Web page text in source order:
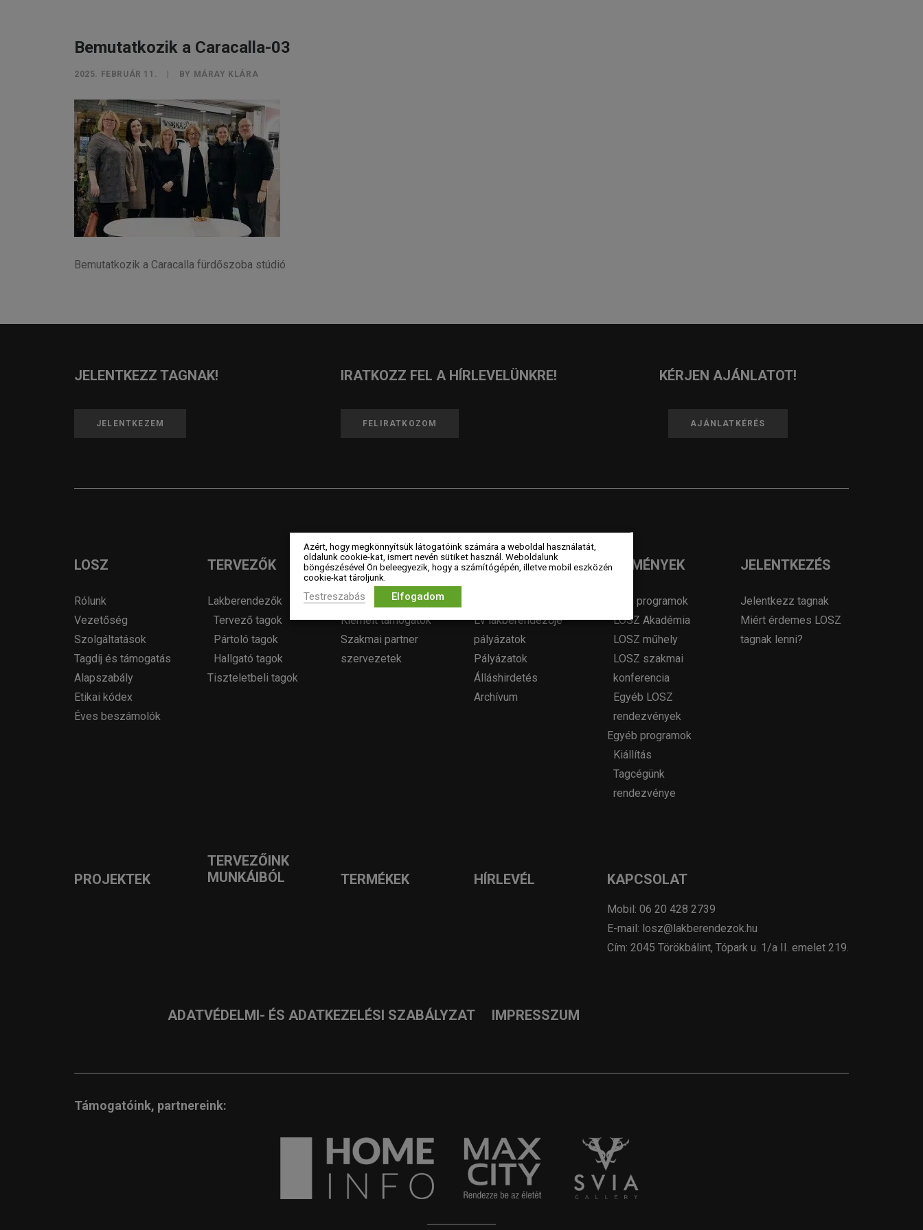
Bemutatkozik a Caracalla-03
2025. FEBRUÁR 11. BY MÁRAY KLÁRA
Bemutatkozik a Caracalla fürdőszoba stúdió
JELENTKEZZ TAGNAK!
JELENTKEZEM
IRATKOZZ FEL A HÍRLEVELÜNKRE!
FELIRATKOZOM
KÉRJEN AJÁNLATOT!
AJÁNLATKÉRÉS
LOSZ
Rólunk
Vezetőség
Szolgáltatások
Tagdíj és támogatás
Alapszabály
Etikai kódex
Éves beszámolók
TERVEZŐK
Lakberendezők
Tervező tagok
Pártoló tagok
Hallgató tagok
Tiszteletbeli tagok
CÉGEK
Céges tagok
Kiemelt támogatók
Szakmai partner
szervezetek
MAGAZIN
Év lakberendezője
pályázatok
Pályázatok
Álláshirdetés
Archívum
ESEMÉNYEK
LOSZ programok
LOSZ Akadémia
LOSZ műhely
LOSZ szakmai
konferencia
Egyéb LOSZ
rendezvények
Egyéb programok
Kiállítás
Tagcégünk
rendezvénye
JELENTKEZÉS
Jelentkezz tagnak
Miért érdemes LOSZ
tagnak lenni?
PROJEKTEK
TERVEZŐINK
MUNKÁIBÓL
TERMÉKEK HÍRLEVÉL KAPCSOLAT
Mobil: 06 20 428 2739
E-mail: losz@lakberendezok.hu
Cím: 2045 Törökbálint, Tópark u. 1/a II. emelet 219.
ADATVÉDELMI- ÉS ADATKEZELÉSI SZABÁLYZAT IMPRESSZUM
Támogatóink, partnereink:
Azért, hogy megkönnyítsük látogatóink számára a weboldal használatát,
oldalunk cookie-kat, ismert nevén sütiket használ. Weboldalunk
böngészésével Ön beleegyezik, hogy a számítógépén, illetve mobil eszközén
cookie-kat tároljunk.
Testreszabás Elfogadom